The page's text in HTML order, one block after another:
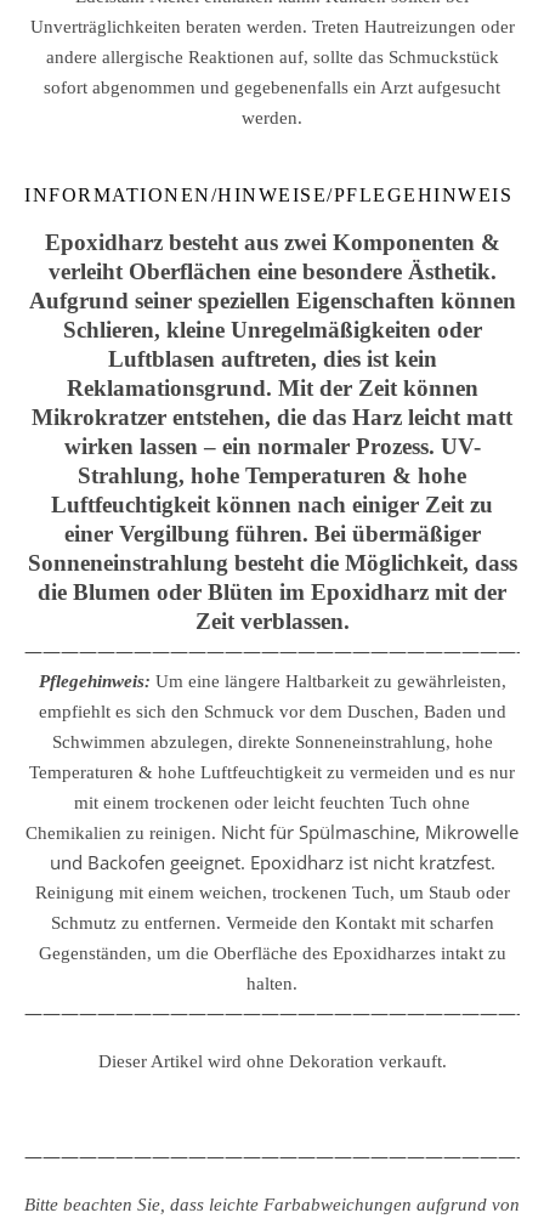
Unverträglichkeiten beraten werden. Treten Hautreizungen oder
andere allergische Reaktionen auf, sollte das Schmuckstück
sofort abgenommen und gegebenenfalls ein Arzt aufgesucht
werden.
INFORMATIONEN/HINWEISE/PFLEGEHINWEIS
Epoxidharz besteht aus zwei Komponenten &
verleiht Oberflächen eine besondere Ästhetik.
Aufgrund seiner speziellen Eigenschaften können
Schlieren, kleine Unregelmäßigkeiten oder
Luftblasen auftreten, dies ist kein
Reklamationsgrund. Mit der Zeit können
Mikrokratzer entstehen, die das Harz leicht matt
wirken lassen – ein normaler Prozess. UV-
Strahlung, hohe Temperaturen & hohe
Luftfeuchtigkeit können nach einiger Zeit zu
einer Vergilbung führen. Bei übermäßiger
Sonneneinstrahlung besteht die Möglichkeit, dass
die Blumen oder Blüten im Epoxidharz mit der
Zeit verblassen.
Pflegehinweis: Um eine längere Haltbarkeit zu gewährleisten,
empfiehlt es sich den Schmuck vor dem Duschen, Baden und
Schwimmen abzulegen, direkte Sonneneinstrahlung, hohe
Temperaturen & hohe Luftfeuchtigkeit zu vermeiden und es nur
mit einem trockenen oder leicht feuchten Tuch ohne
Chemikalien zu reinigen. Nicht für Spülmaschine, Mikrowelle
und Backofen geeignet. Epoxidharz ist nicht kratzfest.
Reinigung mit einem weichen, trockenen Tuch, um Staub oder
Schmutz zu entfernen. Vermeide den Kontakt mit scharfen
Gegenständen, um die Oberfläche des Epoxidharzes intakt zu
halten.
Dieser Artikel wird ohne Dekoration verkauft.
Bitte beachten Sie, dass leichte Farbabweichungen aufgrund von